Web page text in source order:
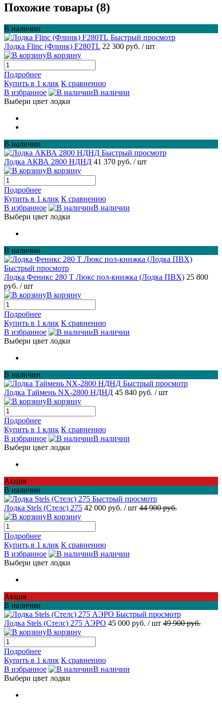
Похожие товары (8)
В наличии
Быстрый просмотр
Лодка Flinc (Флинк) F280TL 22 300 руб. / шт
В корзину
Подробнее
Купить в 1 клик К сравнению
В избранное
В наличии
Выбери цвет лодки
В наличии
Быстрый просмотр
Лодка АКВА 2800 НДНД 41 370 руб. / шт
В корзину
Подробнее
Купить в 1 клик К сравнению
В избранное
В наличии
Выбери цвет лодки
В наличии
Быстрый просмотр
Лодка Феникс 280 Т Люкс пол-книжка (Лодка ПВХ) 25 800
руб. / шт
В корзину
Подробнее
Купить в 1 клик К сравнению
В избранное
В наличии
Выбери цвет лодки
В наличии
Быстрый просмотр
Лодка Таймень NX-2800 НДНД 45 840 руб. / шт
В корзину
Подробнее
Купить в 1 клик К сравнению
В избранное
В наличии
Выбери цвет лодки
Акция
В наличии
Быстрый просмотр
Лодка Stels (Стелс) 275 42 000 руб. / шт 44 900 руб.
В корзину
Подробнее
Купить в 1 клик К сравнению
В избранное
В наличии
Выбери цвет лодки
Акция
В наличии
Быстрый просмотр
Лодка Stels (Стелс) 275 АЭРО 45 000 руб. / шт 49 900 руб.
В корзину
Подробнее
Купить в 1 клик К сравнению
В избранное
В наличии
Выбери цвет лодки